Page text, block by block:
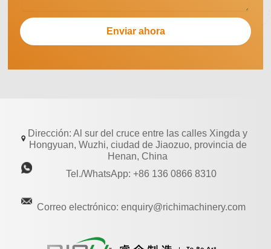
Dirección: Al sur del cruce entre las calles Xingda y
Hongyuan, Wuzhi, ciudad de Jiaozuo, provincia de
Henan, China
Tel./WhatsApp: +86 136 0866 8310
Correo electrónico: enquiry@richimachinery.com